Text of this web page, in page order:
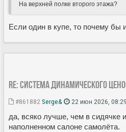
На верхней полке второго этажа?
Если один в купе, то почему бы
Re: Система динамического
#861882Serge& 22 июн 2026, 08:29
да, всяко лучше, чем в сидячке
наполненном салоне самолёта.